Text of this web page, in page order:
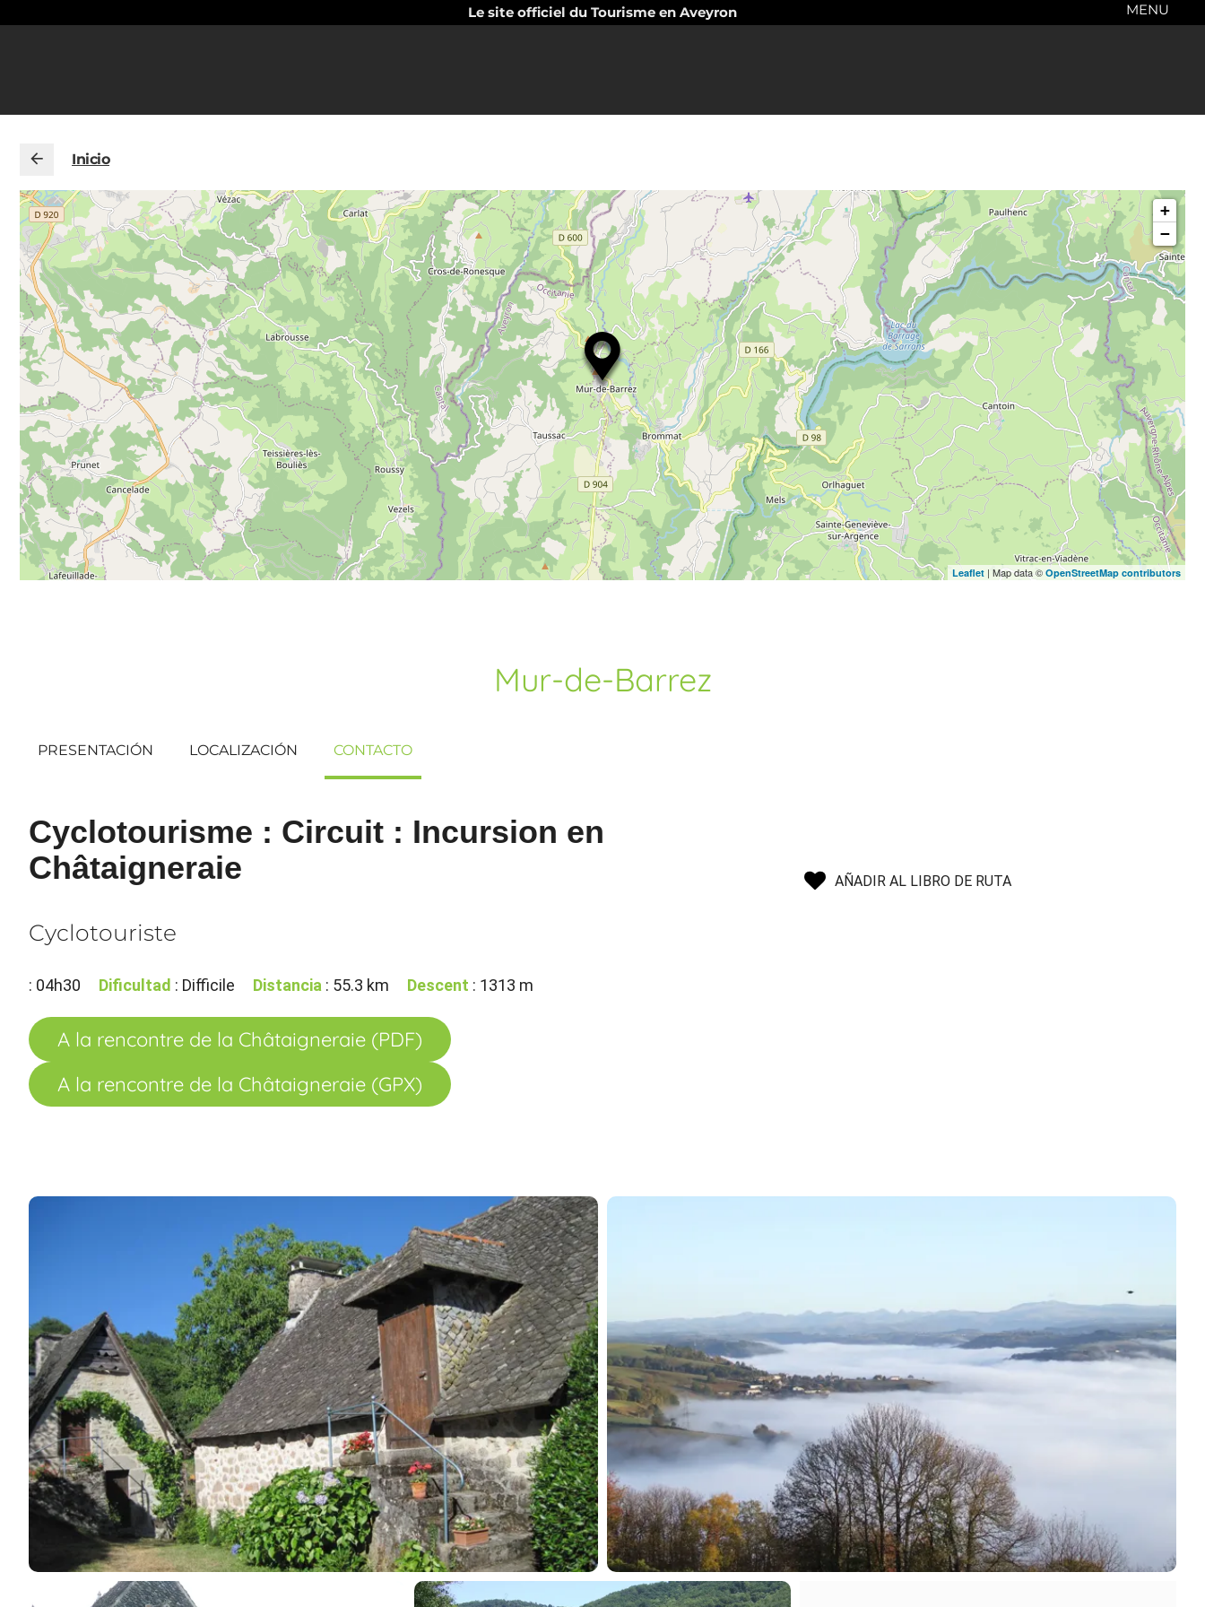
Le site officiel du Tourisme en Aveyron MENU
Inicio
+
−
Leaflet | Map data © OpenStreetMap contributors
Mur-de-Barrez
PRESENTACIÓN LOCALIZACIÓN CONTACTO
Cyclotourisme : Circuit : Incursion en
Châtaigneraie
Cyclotouriste
: 04h30 Dificultad : Difficile Distancia : 55.3 km Descent : 1313 m
A la rencontre de la Châtaigneraie (PDF)
A la rencontre de la Châtaigneraie (GPX)
AÑADIR AL LIBRO DE RUTA